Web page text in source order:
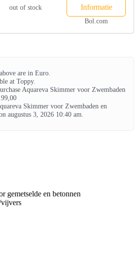
out of stock
Informatie
Bol.com
are in Euro.
at Toppy.
Aquareva Skimmer voor Zwembaden
Skimmer voor Zwembaden en
augustus 3, 2026 10:40 am.
gemetselde en betonnen